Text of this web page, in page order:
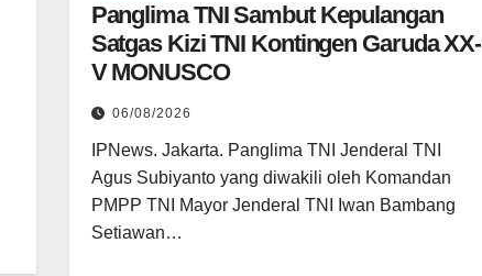
Panglima TNI Sambut Kepulangan
Satgas Kizi TNI Kontingen Garuda XX-
V MONUSCO
06/08/2026
IPNews. Jakarta. Panglima TNI Jenderal TNI
Agus Subiyanto yang diwakili oleh Komandan
PMPP TNI Mayor Jenderal TNI Iwan Bambang
Setiawan…